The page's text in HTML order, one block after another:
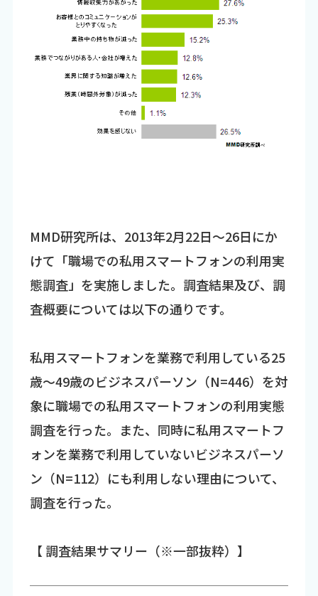
MMD研究所は、2013年2月22日～26日にか
けて「職場での私用スマートフォンの利用実
態調査」を実施しました。調査結果及び、調
査概要については以下の通りです。
私用スマートフォンを業務で利用している25
歳～49歳のビジネスパーソン（N=446）を対
象に職場での私用スマートフォンの利用実態
調査を行った。また、同時に私用スマートフ
ォンを業務で利用していないビジネスパーソ
ン（N=112）にも利用しない理由について、
調査を行った。
【 調査結果サマリー（※一部抜粋）】